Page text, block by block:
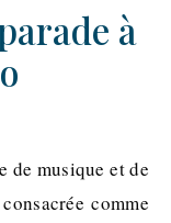
à
comme